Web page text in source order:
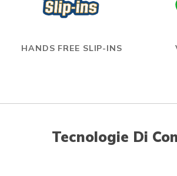
HANDS FREE SLIP-INS
Tecnologie Di